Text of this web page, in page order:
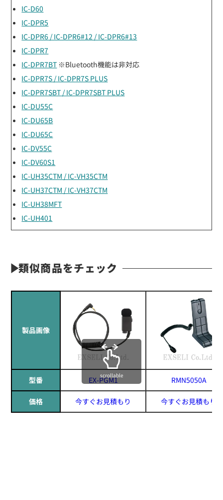
IC-D60
IC-DPR5
IC-DPR6 / IC-DPR6#12 / IC-DPR6#13
IC-DPR7
IC-DPR7BT ※Bluetooth機能は非対応
IC-DPR7S / IC-DPR7S PLUS
IC-DPR7SBT / IC-DPR7SBT PLUS
IC-DU55C
IC-DU65B
IC-DU65C
IC-DV55C
IC-DV60S1
IC-UH35CTM / IC-VH35CTM
IC-UH37CTM / IC-VH37CTM
IC-UH38MFT
IC-UH401
類似商品をチェック
製品画像
型番 EX-PGM1 RMN5050A
価格 今すぐお見積もり 今すぐお見積もり
scrollable